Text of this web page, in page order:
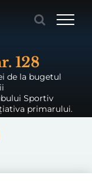
128
de la bugetul
Sportiv
primarului.